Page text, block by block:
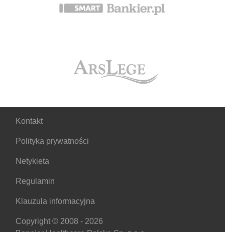
Kontakt
Polityka prywatności
Netykieta
Regulamin
Klauzula informacyjna
Copyright © 2008 - 2026